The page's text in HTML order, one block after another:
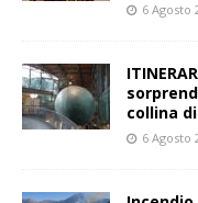
6 Agosto
collina
6 Agosto